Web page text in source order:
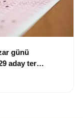
günü
aday ter